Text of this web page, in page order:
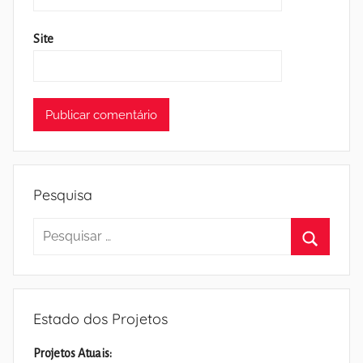
Site
Pesquisa
Pesquisar
Estado dos Projetos
Projetos Atuais: